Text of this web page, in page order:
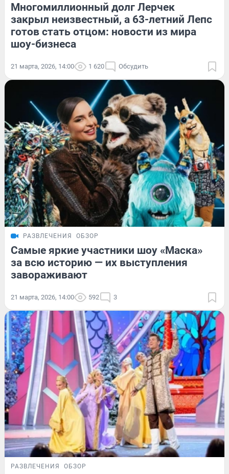
Многомиллионный долг Лерчек
закрыл неизвестный, а 63-летний Лепс
готов стать отцом: новости из мира
шоу-бизнеса
21 марта, 2026, 14:00 1 620 Обсудить
РАЗВЛЕЧЕНИЯ ОБЗОР
Самые яркие участники шоу «Маска»
за всю историю — их выступления
завораживают
21 марта, 2026, 14:00 592 3
РАЗВЛЕЧЕНИЯ ОБЗОР